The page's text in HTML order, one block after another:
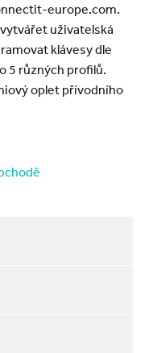
europe.com.
uživatelská
klávesy dle
5 různých profilů.
oplet přívodního